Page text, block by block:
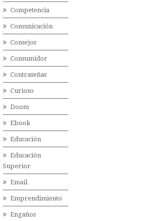
Competencia
Comunicación
Consejos
Consumidor
Contraseñas
Curioso
Doom
Ebook
Educación
Educación
Superior
Email
Emprendimiento
Engaños